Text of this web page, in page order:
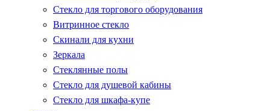
Стекло для торгового оборудования
Витринное стекло
Скинали для кухни
Зеркала
Стеклянные полы
Стекло для душевой кабины
Стекло для шкафа-купе